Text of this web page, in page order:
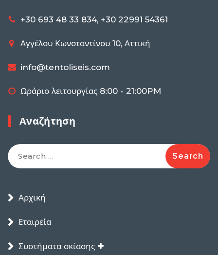
+30 693 48 33 834, +30 22991 54361
Αγγέλου Κωνσταντίνου 10, Αττική
info@tentoliseis.com
Ωράριο λειτουργίας 8:00 - 21:00PM
Αναζήτηση
Search
for:
Αρχική
Εταιρεία
Συστήματα σκίασης